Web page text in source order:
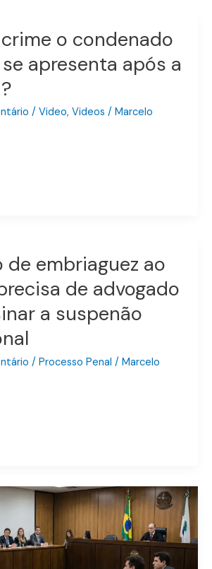
o condenado
apresenta após a
/ Video, Videos / Marcelo
de embriaguez ao
de advogado
a suspenão
/ Processo Penal / Marcelo